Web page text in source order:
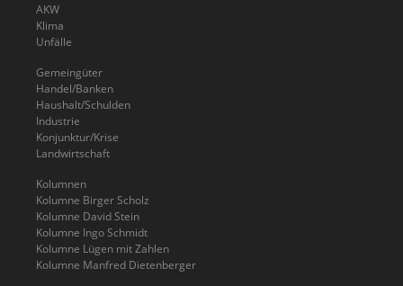
AKW
Klima
Unfälle
Gemeingüter
Handel/Banken
Haushalt/Schulden
Industrie
Konjunktur/Krise
Landwirtschaft
Kolumnen
Kolumne Birger Scholz
Kolumne David Stein
Kolumne Ingo Schmidt
Kolumne Lügen mit Zahlen
Kolumne Manfred Dietenberger